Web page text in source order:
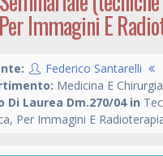
Immagini E
Federico Santarelli
Medicina E Chirurgia
Di Laurea Dm.270/04 in
Per Immagini E